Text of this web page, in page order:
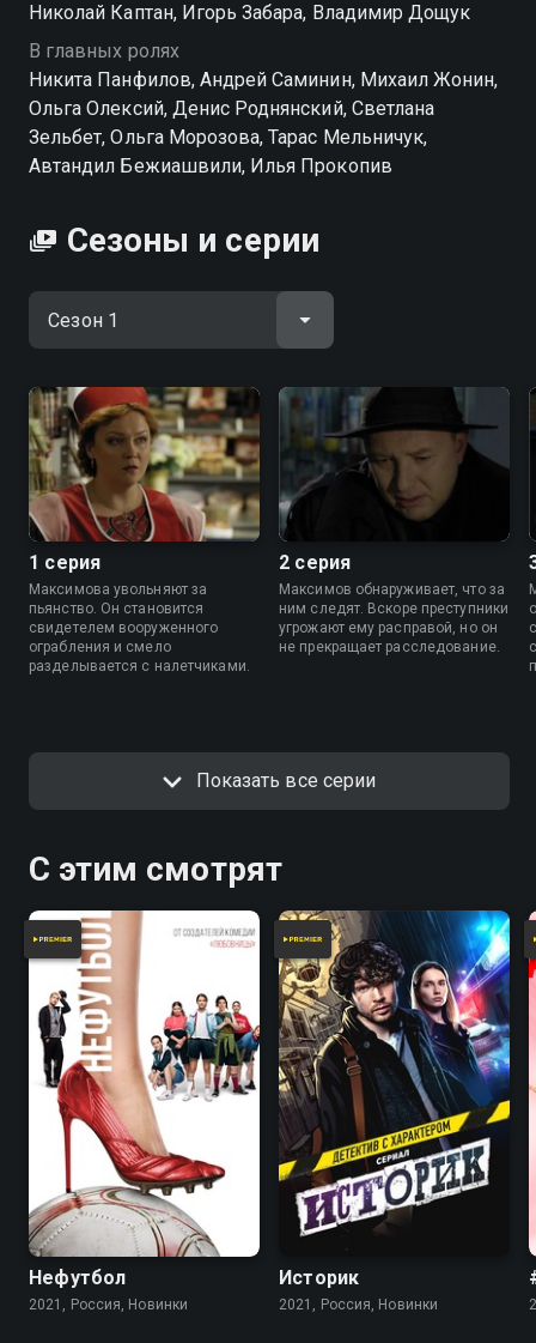
Николай Каптан, Игорь Забара, Владимир Дощук
В главных ролях
Никита Панфилов, Андрей Саминин, Михаил Жонин,
Ольга Олексий, Денис Роднянский, Светлана
Зельбет, Ольга Морозова, Тарас Мельничук,
Автандил Бежиашвили, Илья Прокопив
Сезоны и серии
1 серия
Максимова увольняют за
пьянство. Он становится
свидетелем вооруженного
ограбления и смело
разделывается с налетчиками.
2 серия
Максимов обнаруживает, что за
ним следят. Вскоре преступники
угрожают ему расправой, но он
не прекращает расследование.
Показать все серии
С этим смотрят
Нефутбол
2021, Россия, Новинки
Историк
2021, Россия, Новинки